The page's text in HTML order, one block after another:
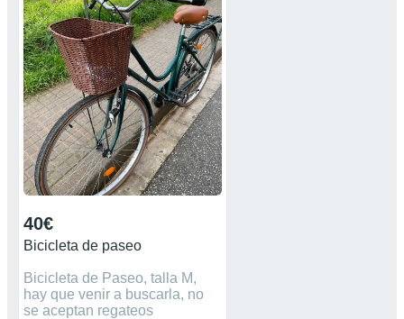
40€
Bicicleta de paseo
Bicicleta de Paseo, talla M,
hay que venir a buscarla, no
se aceptan regateos